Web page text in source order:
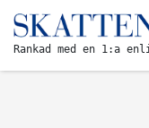
Rankad med en 1:a